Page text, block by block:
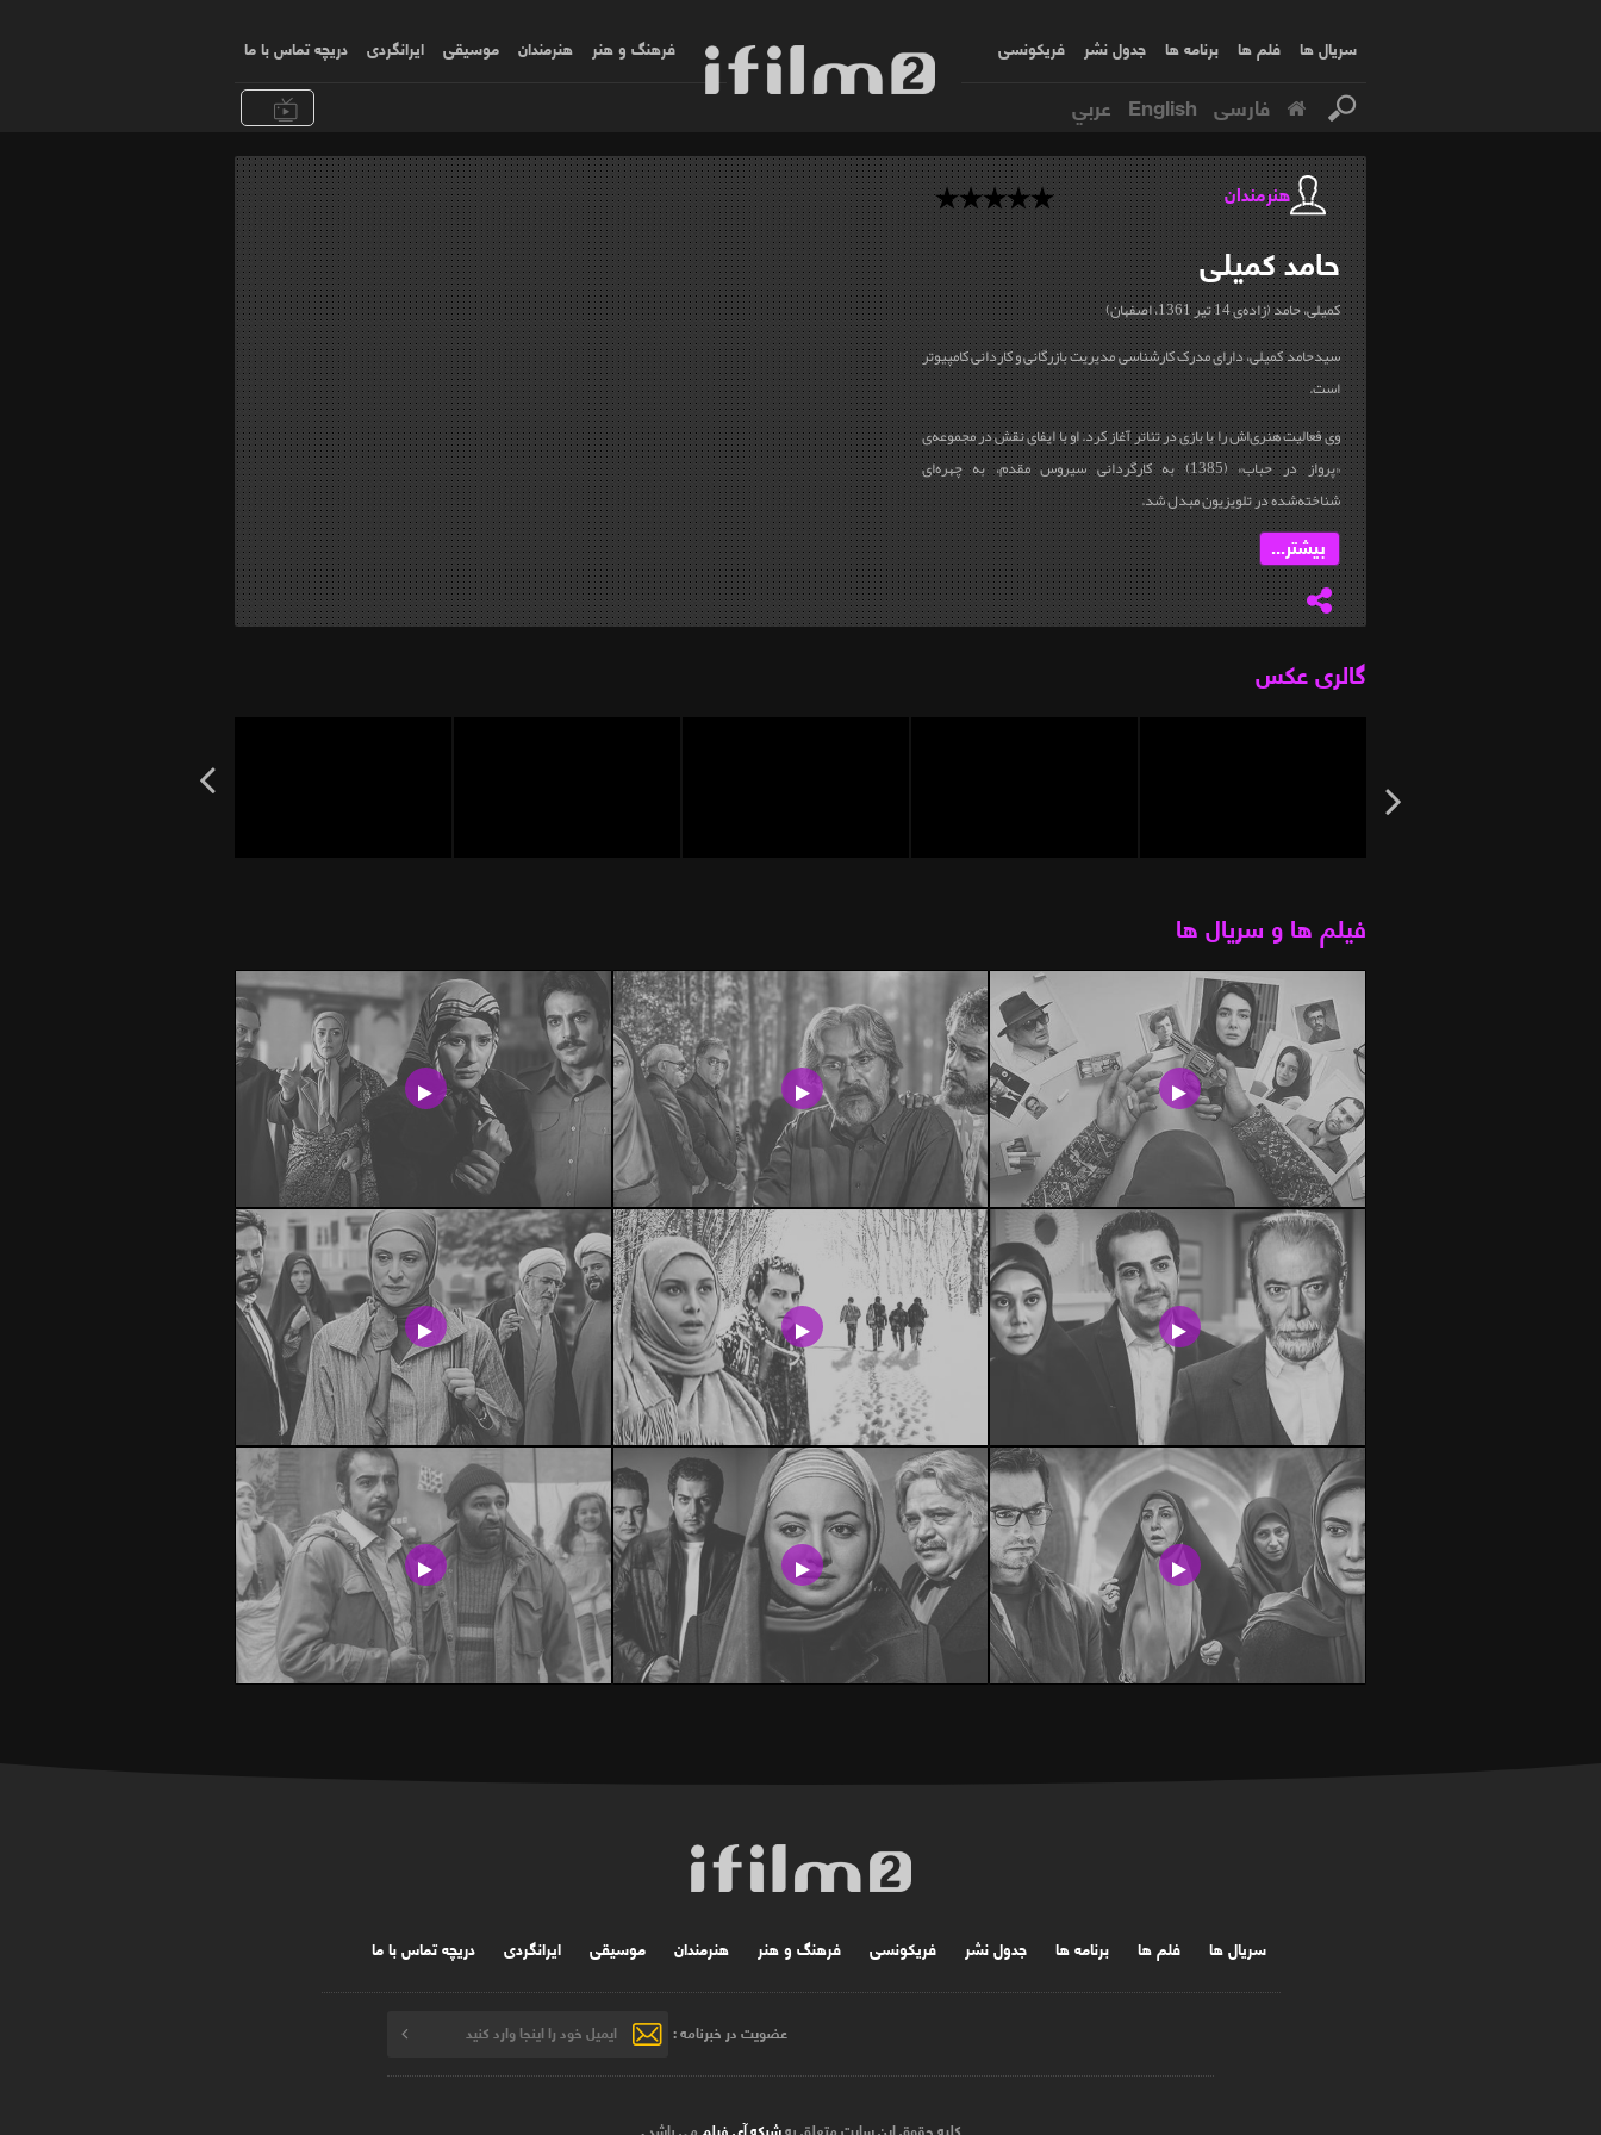
سریال ها فلم ها برنامه ها جدول نشر فریکونسی فرهنگ و هنر هنرمندان موسیقی ایرانگردی دریچه تماس با ما
فارسی English عربي
هنرمندان
حامدکمیلی
کمیلی، حامد (زاده‌ی 14 تیر 1361، اصفهان)
سیدحامد کمیلی، دارای مدرک کارشناسی مدیریت بازرگانی و کاردانی کامپیوتر
است.
وی فعالیت هنری‌اش را با بازی در تئاتر آغاز کرد. او با ایفای نقش در مجموعه‌ی
«پرواز در حباب» (1385) به کارگردانی سیروس مقدم، به چهره‌ای
شناخته‌شده در تلویزیون مبدل شد.
...بیشتر...
گالری عکس
فیلم ها و سریال ها
سریال ها فلم ها برنامه ها جدول نشر فریکونسی فرهنگ و هنر هنرمندان موسیقی ایرانگردی دریچه تماس با ما
عضویت در خبرنامه :